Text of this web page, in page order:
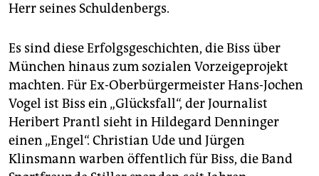
Herr seines Schuldenbergs.
Es sind diese Erfolgsgeschichten, die Biss über
München hinaus zum sozialen Vorzeigeprojekt
machten. Für Ex-Oberbürgermeister Hans-Jochen
Vogel ist Biss ein „Glücksfall“, der Journalist
Heribert Prantl sieht in Hildegard Denninger
einen „Engel“. Christian Ude und Jürgen
Klinsmann warben öffentlich für Biss, die Band